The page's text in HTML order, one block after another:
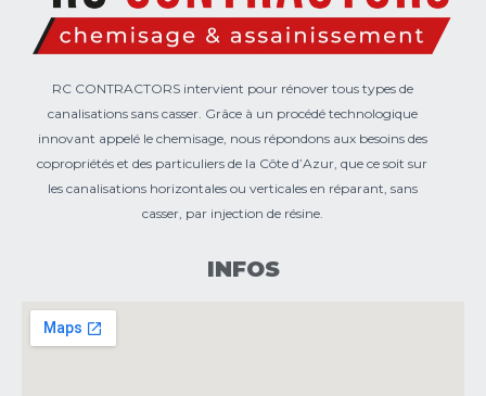
RC CONTRACTORS intervient pour rénover tous types de
canalisations sans casser. Grâce à un procédé technologique
innovant appelé le chemisage, nous répondons aux besoins des
copropriétés et des particuliers de la Côte d’Azur, que ce soit sur
les canalisations horizontales ou verticales en réparant, sans
casser, par injection de résine.
INFOS